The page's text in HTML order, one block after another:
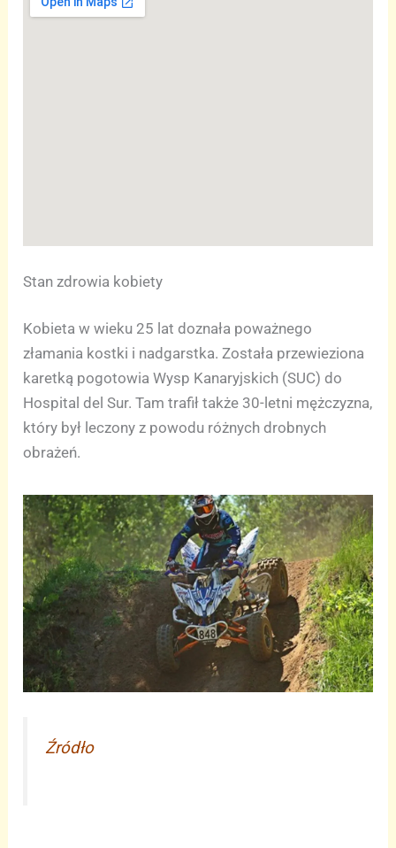
Stan zdrowia kobiety
Kobieta w wieku 25 lat doznała poważnego
złamania kostki i nadgarstka. Została przewieziona
karetką pogotowia Wysp Kanaryjskich (SUC) do
Hospital del Sur. Tam trafił także 30-letni mężczyzna,
który był leczony z powodu różnych drobnych
obrażeń.
Źródło